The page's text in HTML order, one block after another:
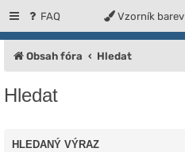
FAQ Vzorník barev
Obsah fóra Hledat
Hledat
HLEDANÝ VÝRAZ